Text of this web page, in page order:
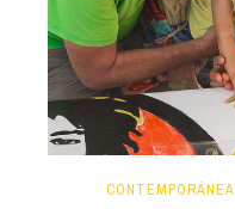
CONTEMPORÁNEA